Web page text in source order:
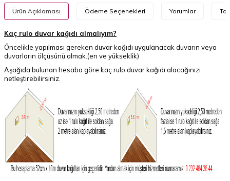
Ürün Açıklaması Ödeme Seçenekleri Yorumlar
Kaç rulo duvar kağıdı almalıyım?
Öncelikle yapılması gereken duvar kağıdı uygulanacak duvarın veya
duvarların ölçüsünü almak.(en ve yükseklik)
Aşağıda bulunan hesaba göre kaç rulo duvar kağıdı alacağınızı
netleştirebilirsiniz.